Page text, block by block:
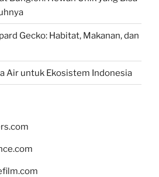
Gecko: Habitat, Makanan, dan
Air untuk Ekosistem Indonesia